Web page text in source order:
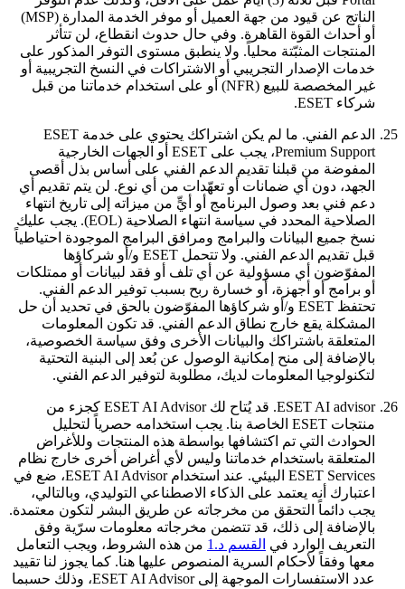
الناتج عن قيود من جهة العميل أو موفر الخدمة المدارة (MSP)
أو أحداث القوة القاهرة. وفي حال حدوث انقطاع، لن تتأثر
المنتجات المثبّتة محلياً. ولا ينطبق مستوى التوفر المذكور على
خدمات الإصدار التجريبي أو الاشتراكات في النسخ التجريبية أو
غير المخصصة للبيع (NFR) أو على استخدام خدماتنا من قبل
شركاء ESET.
25. الدعم الفني.
ما لم يكن اشتراكك يحتوي على خدمة ESET
Premium Support، يجب على ESET أو الجهات الخارجية
المفوضة من قبلنا تقديم الدعم الفني على أساس بذل أقصى
الجهد، دون أي ضمانات أو تعهّدات من أي نوع. لن يتم تقديم أي
دعم فني بعد وصول البرنامج أو أيٍّ من ميزاته إلى تاريخ انتهاء
الصلاحية المحدد في سياسة انتهاء الصلاحية (EOL). يجب عليك
نسخ جميع البيانات والبرامج ومرافق البرامج الموجودة احتياطياً
قبل تقديم الدعم الفني. ولا تتحمل ESET و/أو شركاؤها
المفوّضون أي مسؤولية عن أي تلف أو فقد لبيانات أو ممتلكات
أو برامج أو أجهزة، أو خسارة ربح بسبب توفير الدعم الفني.
تحتفظ ESET و/أو شركاؤها المفوّضون بالحق في تحديد أن حل
المشكلة يقع خارج نطاق الدعم الفني. قد تكون المعلومات
المتعلقة باشتراكك والبيانات الأخرى وفق سياسة الخصوصية،
بالإضافة إلى منح إمكانية الوصول عن بُعد إلى البنية التحتية
لتكنولوجيا المعلومات لديك، مطلوبة لتوفير الدعم الفني.
26.
ESET AI advisor.
قد يُتاح لك ESET AI Advisor كجزء من
منتجات ESET الخاصة بنا. يجب استخدامه حصرياً لتحليل
الحوادث التي تم اكتشافها بواسطة هذه المنتجات وللأغراض
المتعلقة باستخدام خدماتنا وليس لأي أغراض أخرى خارج نظام
ESET Services البيئي. عند استخدام ESET AI Advisor، ضع في
اعتبارك أنه يعتمد على الذكاء الاصطناعي التوليدي، وبالتالي،
يجب دائماً التحقق من مخرجاته عن طريق البشر لتكون معتمدة.
بالإضافة إلى ذلك، قد تتضمن مخرجاته معلومات سرّية وفق
التعريف الوارد في القسم د.1
من هذه الشروط، ويجب التعامل
معها وفقاً لأحكام السرية المنصوص عليها هنا. كما يجوز لنا تقييد
عدد الاستفسارات الموجهة إلى ESET AI Advisor، وذلك حسبما